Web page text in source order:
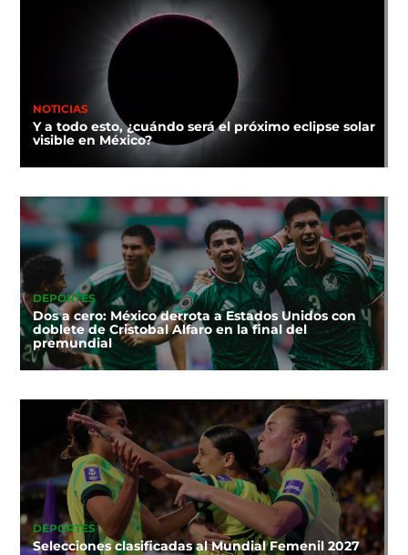
NOTICIAS
Y a todo esto, ¿cuándo será el próximo eclipse solar
visible en México?
DEPORTES
Dos a cero: México derrota a Estados Unidos con
doblete de Cristobal Alfaro en la final del
premundial
DEPORTES
Selecciones clasificadas al Mundial Femenil 2027